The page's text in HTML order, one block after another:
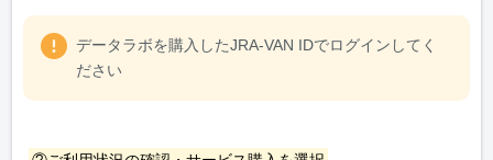
データラボを購入したJRA-VAN IDでログインしてく
ださい